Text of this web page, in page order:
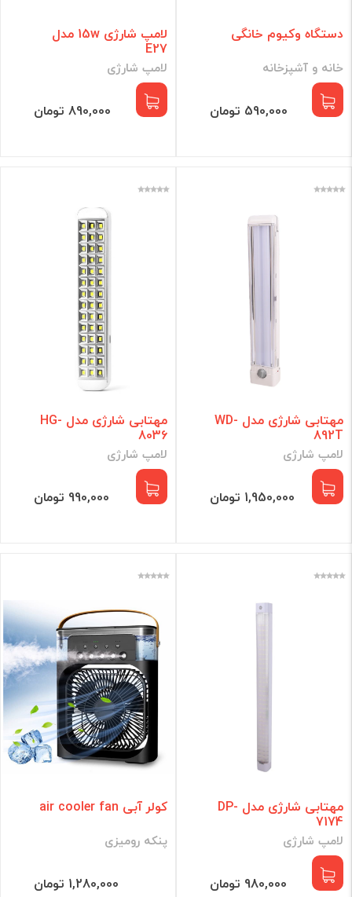
دستگاه وکیوم خانگی
خانه و آشپزخانه
590,000 تومان
لامپ شارژی 15w مدل
E27
لامپ شارژی
890,000 تومان
مهتابی شارژی مدل WD-
892T
لامپ شارژی
1,950,000 تومان
مهتابی شارژی مدل HG-
8036
لامپ شارژی
990,000 تومان
مهتابی شارژی مدل DP-
7174
لامپ شارژی
980,000 تومان
کولر آبی air cooler fan
پنکه رومیزی
1,280,000 تومان